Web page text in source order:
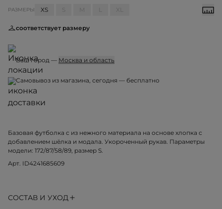
РАЗМЕРЫ XS M XL
соответствует размеру
Ваш город — Москва и область
Самовывоз из магазина, сегодня — бесплатно
Базовая футболка с из нежного материала на основе хлопка с
добавлением шёлка и модала. Укороченный рукав. Параметры
модели: 172/87/58/89, размер S.
Арт. ID4241685609
СОСТАВ И УХОД